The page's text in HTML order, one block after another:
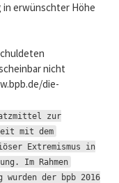
erwünschter Höhe
nicht
die-
zur
mit dem
Extremismus in
Im Rahmen
wurden der bpb 2016